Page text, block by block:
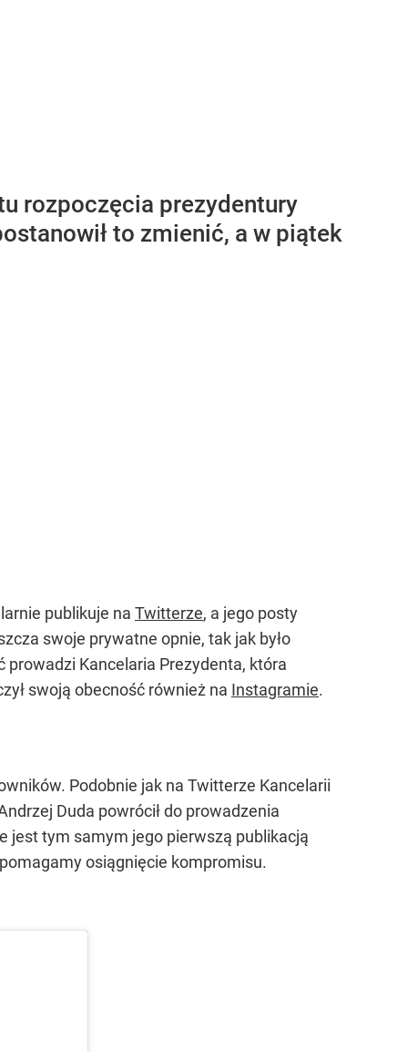
rozpoczęcia prezydentury
to zmienić, a w piątek
publikuje na Twitterze, a jego posty
swoje prywatne opnie, tak jak było
prowadzi Kancelaria Prezydenta, która
swoją obecność również na Instagramie.
Podobnie jak na Twitterze Kancelarii
Duda powrócił do prowadzenia
jest tym samym jego pierwszą publikacją
osiągnięcie kompromisu.